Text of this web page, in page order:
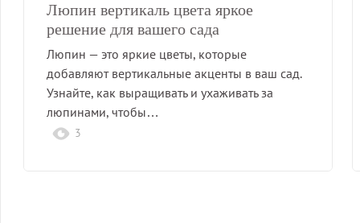
Люпин вертикаль цвета яркое
решение для вашего сада
Люпин — это яркие цветы, которые
добавляют вертикальные акценты в ваш сад.
Узнайте, как выращивать и ухаживать за
люпинами, чтобы…
3